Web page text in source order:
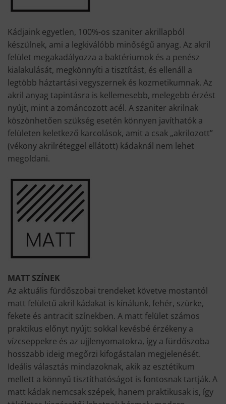
Kádjaink egyetlen, 100%-os szaniter akrillapból
készülnek, ami a legkiválóbb minőségű anyag. Az akril
felület megakadályozza a baktériumok és a penész
kialakulását, megkönnyíti a tisztítást, és ellenáll a
legtöbb háztartási vegyszernek és kozmetikumnak. Az
akril anyag tapintásra is kellemesebb, melegebb érzést
nyújt, mint a zománcozott acél. A szaniter akrilnak
köszönhetően szükség esetén könnyen javíthatók a
felületen keletkező karcolások, amit a csak „akrilozott”
(vékony akrilréteggel ellátott) kádaknál nem lehet
megoldani.
MATT SZÍNEK
Az aktuális fürdőszobai trendeket követve mostantól
matt felületű akril kádakat is kínálunk, fehér, szürke,
fekete és antracit színekben. A matt felület számos
praktikus előnyt nyújt: sokkal kevésbé érzékeny a
vízcseppekre és az ujjlenyomatokra, így a fürdőszoba
hosszabb ideig megőrzi kifogástalan megjelenését.
Ideális választás mindazoknak, akik az esztétikum
mellett a könnyű tisztíthatóságot is fontosnak tartják. A
matt kádak nemcsak szépek, hanem praktikusak is, így